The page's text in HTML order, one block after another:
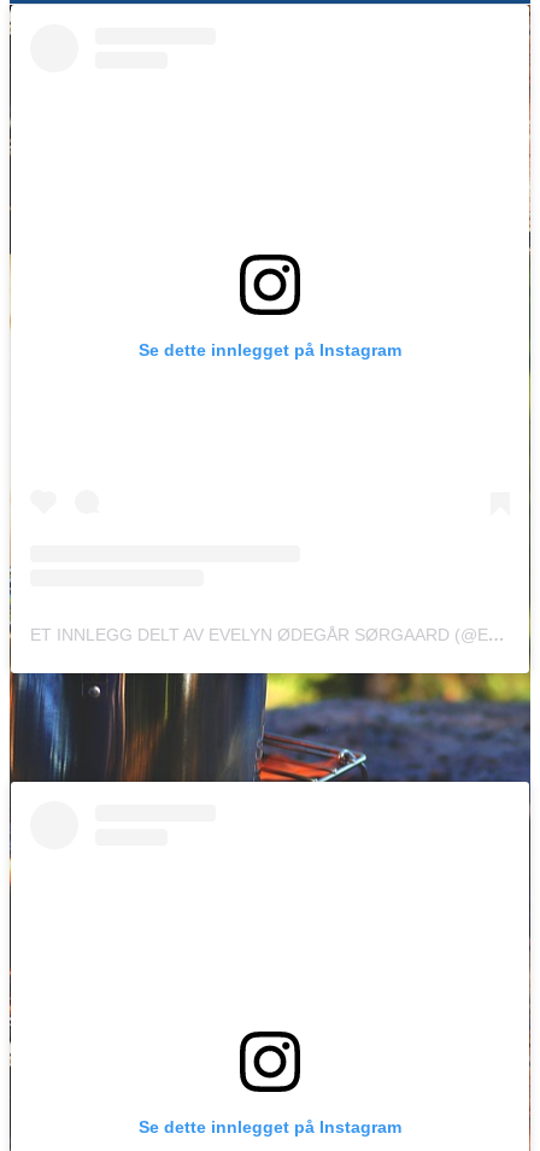
Se dette innlegget på Instagram
ET INNLEGG DELT AV EVELYN ØDEGÅR SØRGAARD (@EVELYN_69ODEGARD)
Se dette innlegget på Instagram